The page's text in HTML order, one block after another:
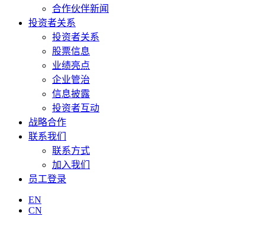
合作伙伴新闻
投资者关系
投资者关系
股票信息
业绩亮点
企业管治
信息披露
投资者互动
战略合作
联系我们
联系方式
加入我们
员工登录
EN
CN